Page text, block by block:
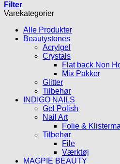
Filter
Varekategorier
Alle Produkter
Beautystones
Acrylgel
Crystals
Flat back Non
Mix Pakker
Glitter
Tilbehør
INDIGO NAILS
Gel Polish
Nail Art
Folie &
Tilbehør
File
Værktøj
MAGPIE BEAUTY